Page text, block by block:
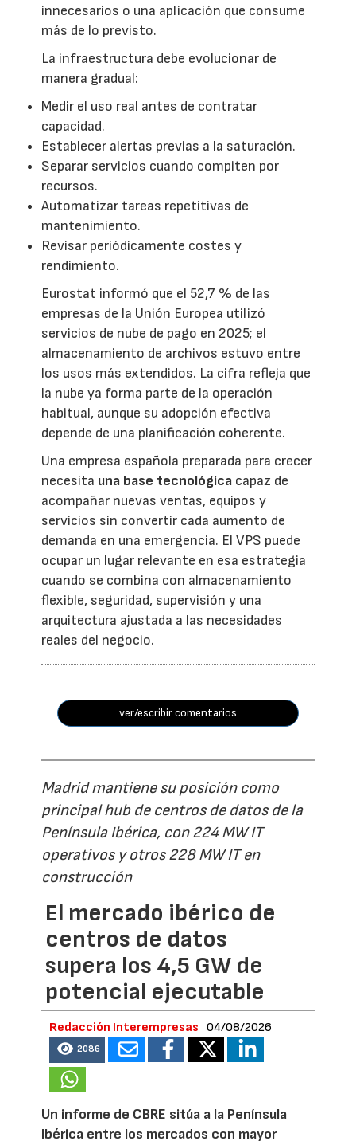
innecesarios o una aplicación que consume
más de lo previsto.
La infraestructura debe evolucionar de
manera gradual:
Medir el uso real antes de contratar
capacidad.
Establecer alertas previas a la saturación.
Separar servicios cuando compiten por
recursos.
Automatizar tareas repetitivas de
mantenimiento.
Revisar periódicamente costes y
rendimiento.
Eurostat informó que el 52,7 % de las
empresas de la Unión Europea utilizó
servicios de nube de pago en 2025; el
almacenamiento de archivos estuvo entre
los usos más extendidos. La cifra refleja que
la nube ya forma parte de la operación
habitual, aunque su adopción efectiva
depende de una planificación coherente.
Una empresa española preparada para crecer
necesita una base tecnológica capaz de
acompañar nuevas ventas, equipos y
servicios sin convertir cada aumento de
demanda en una emergencia. El VPS puede
ocupar un lugar relevante en esa estrategia
cuando se combina con almacenamiento
flexible, seguridad, supervisión y una
arquitectura ajustada a las necesidades
reales del negocio.
ver/escribir comentarios
Madrid mantiene su posición como
principal hub de centros de datos de la
Península Ibérica, con 224 MW IT
operativos y otros 228 MW IT en
construcción
El mercado ibérico de
centros de datos
supera los 4,5 GW de
potencial ejecutable
Redacción Interempresas 04/08/2026
2086
Un informe de CBRE sitúa a la Península
Ibérica entre los mercados con mayor